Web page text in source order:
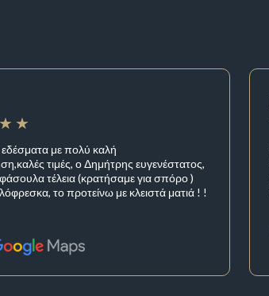
εδέσματα με πολύ καλή
τιμές, ο Δημήτρης ευγενέστατος,
τέλεια (κρατήσαμε για σπόρο )
το προτείνω με κλειστά ματιά ! !